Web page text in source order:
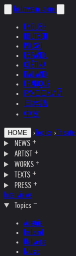
helnwein .com
ENGLISH
DEUTSCH
POLSKI
ESPAÑOL
ČEŠTINA
ITALIANO
FRANÇAIS
РУССКИЙ
日本語
中文
HOME › Topics ›
NEWS
ARTIST
WORKS
TEXTS
PRESS
Interviews
Topics
Austria
Ireland
Helvetia
Music